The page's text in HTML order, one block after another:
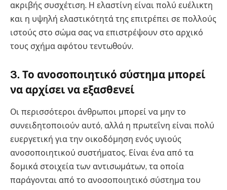
ακριβής συσχέτιση. Η ελαστίνη είναι πολύ ευέλικτη
και η υψηλή ελαστικότητά της επιτρέπει σε πολλούς
ιστούς στο σώμα σας να επιστρέψουν στο αρχικό
τους σχήμα αφότου τεντωθούν.
3. Το ανοσοποιητικό σύστημα μπορεί
να αρχίσει να εξασθενεί
Οι περισσότεροι άνθρωποι μπορεί να μην το
συνειδητοποιούν αυτό, αλλά η πρωτεΐνη είναι πολύ
ευεργετική για την οικοδόμηση ενός υγιούς
ανοσοποιητικού συστήματος. Είναι ένα από τα
δομικά στοιχεία των αντισωμάτων, τα οποία
παράγονται από το ανοσοποιητικό σύστημα του